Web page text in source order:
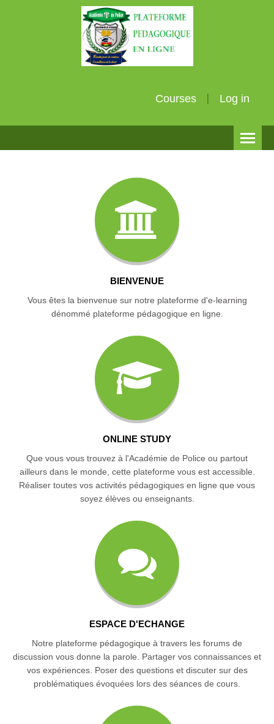
Courses Log in
BIENVENUE
Vous êtes la bienvenue sur notre plateforme d'e-learning
dénommé plateforme pédagogique en ligne.
ONLINE STUDY
Que vous vous trouvez à l'Académie de Police ou partout
ailleurs dans le monde, cette plateforme vous est accessible.
Réaliser toutes vos activités pédagogiques en ligne que vous
soyez élèves ou enseignants.
ESPACE D'ECHANGE
Notre plateforme pédagogique à travers les forums de
discussion vous donne la parole. Partager vos connaissances et
vos expériences. Poser des questions et discuter sur des
problématiques évoquées lors des séances de cours.